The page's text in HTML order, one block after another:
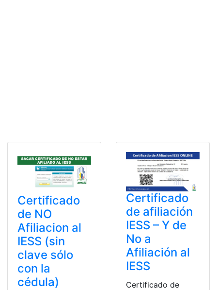
Certificado
de NO
Afiliacion al
IESS (sin
clave sólo
con la
cédula)
Certificado
de afiliación
IESS – Y de
No a
Afiliación al
IESS
Certificado de